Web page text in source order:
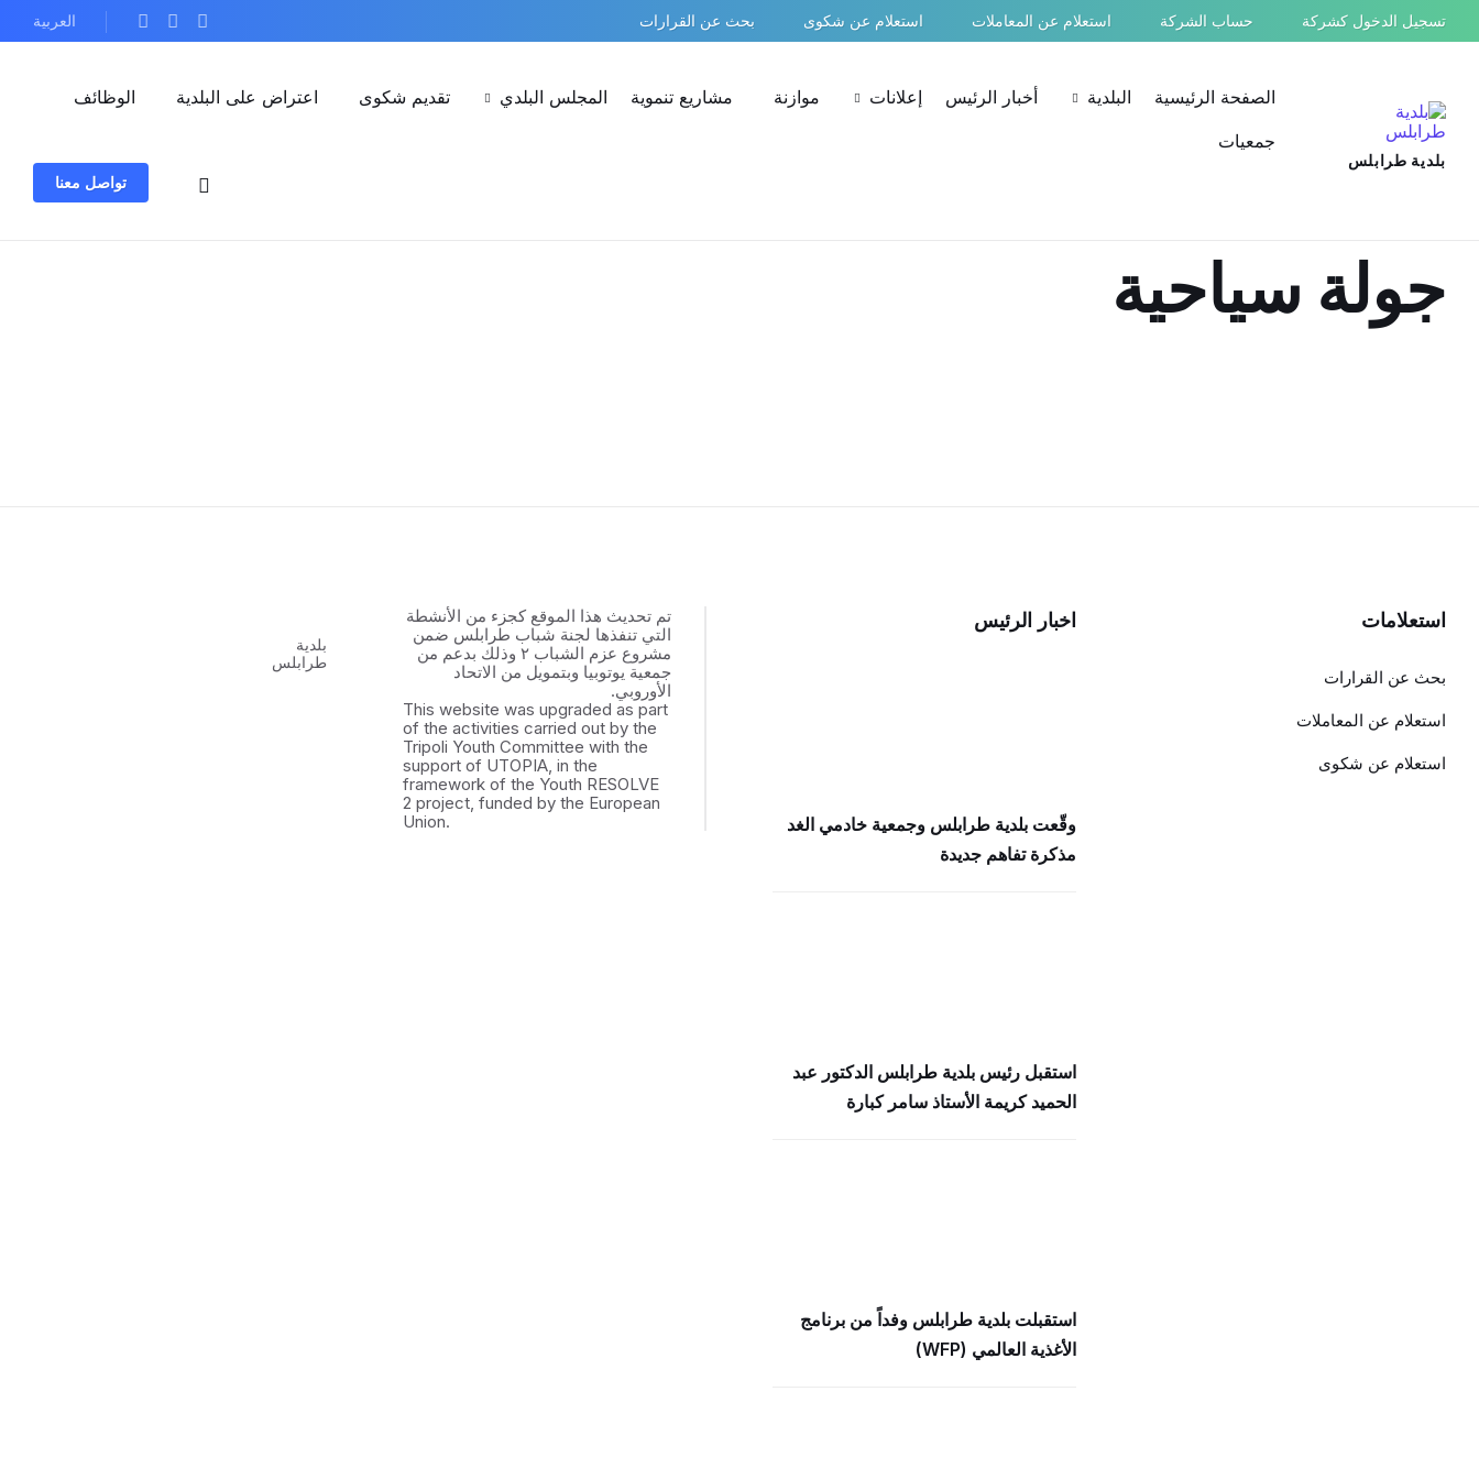
content
main
footer
العربية تسجيل الدخول كشركة حساب الشركة استعلام عن المعاملات استعلام عن شكوى بحث عن القرارات
بلدية طرابلس
الصفحة الرئيسية البلدية أخبار الرئيس إعلانات موازنة مشاريع تنموية المجلس البلدي تقديم شكوى اعتراض على البلدية
الوظائف
جمعيات
تواصل معنا
جولة سياحية
استعلامات
بحث عن القرارات
استعلام عن المعاملات
استعلام عن شكوى
اخبار الرئيس
وقّعت بلدية طرابلس وجمعية خادمي الغد
مذكرة تفاهم جديدة
استقبل رئيس بلدية طرابلس الدكتور عبد
الحميد كريمة الأستاذ سامر كبارة
استقبلت بلدية طرابلس وفداً من برنامج
الأغذية العالمي (WFP)
تم تحديث هذا الموقع كجزء من الأنشطة
التي تنفذها لجنة شباب طرابلس ضمن
مشروع عزم الشباب ٢ وذلك بدعم من
جمعية يوتوبيا وبتمويل من الاتحاد
الأوروبي.
This website was upgraded as part
of the activities carried out by the
Tripoli Youth Committee with the
support of UTOPIA, in the
framework of the Youth RESOLVE
2 project, funded by the European
Union.
بلدية
طرابلس